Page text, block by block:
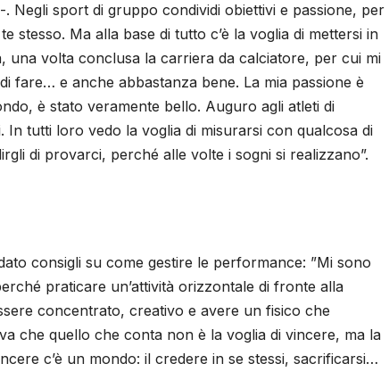
Negli sport di gruppo condividi obiettivi e passione, per
stesso. Ma alla base di tutto c’è la voglia di mettersi in
una volta conclusa la carriera da calciatore, per cui mi
fare… e anche abbastanza bene. La mia passione è
è stato veramente bello. Auguro agli atleti di
In tutti loro vedo la voglia di misurarsi con qualcosa di
di provarci, perché alle volte i sogni si realizzano”.
consigli su come gestire le performance: ”Mi sono
praticare un’attività orizzontale di fronte alla
concentrato, creativo e avere un fisico che
che quello che conta non è la voglia di vincere, ma la
c’è un mondo: il credere in se stessi, sacrificarsi…